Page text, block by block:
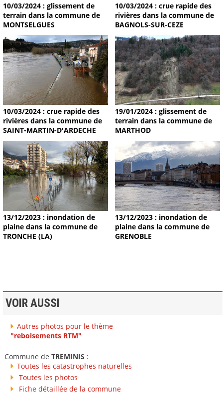
10/03/2024 : glissement de
terrain dans la commune de
MONTSELGUES
10/03/2024 : crue rapide des
rivières dans la commune de
BAGNOLS-SUR-CEZE
10/03/2024 : crue rapide des
rivières dans la commune de
SAINT-MARTIN-D'ARDECHE
19/01/2024 : glissement de
terrain dans la commune de
MARTHOD
13/12/2023 : inondation de
plaine dans la commune de
TRONCHE (LA)
13/12/2023 : inondation de
plaine dans la commune de
GRENOBLE
VOIR AUSSI
Autres photos pour le thème
"reboisements RTM"
Commune de TREMINIS :
Toutes les catastrophes naturelles
Toutes les photos
Fiche détaillée de la commune